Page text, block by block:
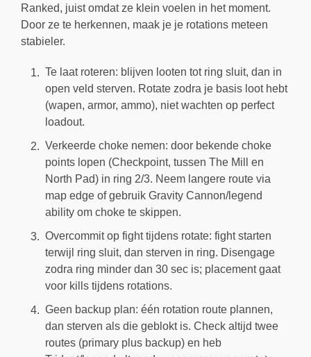
Ranked, juist omdat ze klein voelen in het moment.
Door ze te herkennen, maak je je rotations meteen
stabieler.
Te laat roteren: blijven looten tot ring sluit, dan in
open veld sterven. Rotate zodra je basis loot hebt
(wapen, armor, ammo), niet wachten op perfect
loadout.
Verkeerde choke nemen: door bekende choke
points lopen (Checkpoint, tussen The Mill en
North Pad) in ring 2/3. Neem langere route via
map edge of gebruik Gravity Cannon/legend
ability om choke te skippen.
Overcommit op fight tijdens rotate: fight starten
terwijl ring sluit, dan sterven in ring. Disengage
zodra ring minder dan 30 sec is; placement gaat
voor kills tijdens rotations.
Geen backup plan: één rotation route plannen,
dan sterven als die geblokt is. Check altijd twee
routes (primary plus backup) en heb